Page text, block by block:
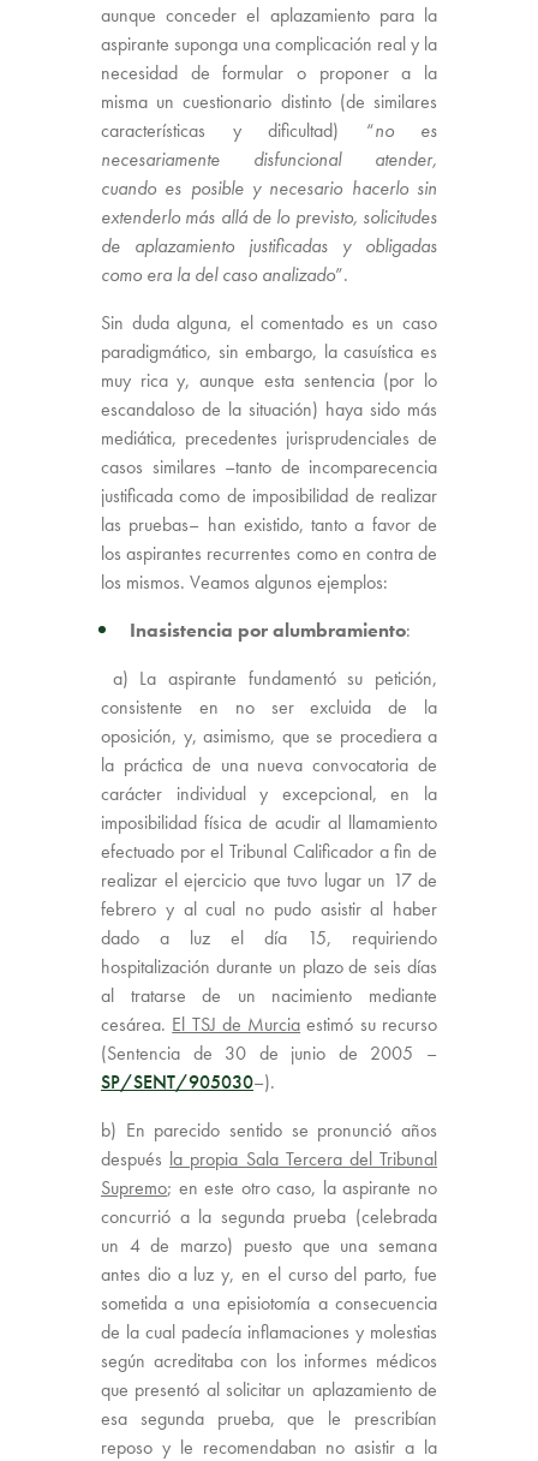
aunque conceder el aplazamiento para la
aspirante suponga una complicación real y la
necesidad de formular o proponer a la
misma un cuestionario distinto (de similares
características y dificultad) “no es
necesariamente disfuncional atender,
cuando es posible y necesario hacerlo sin
extenderlo más allá de lo previsto, solicitudes
de aplazamiento justificadas y obligadas
como era la del caso analizado”.
Sin duda alguna, el comentado es un caso
paradigmático, sin embargo, la casuística es
muy rica y, aunque esta sentencia (por lo
escandaloso de la situación) haya sido más
mediática, precedentes jurisprudenciales de
casos similares –tanto de incomparecencia
justificada como de imposibilidad de realizar
las pruebas– han existido, tanto a favor de
los aspirantes recurrentes como en contra de
los mismos. Veamos algunos ejemplos:
Inasistencia por alumbramiento:
a) La aspirante fundamentó su petición,
consistente en no ser excluida de la
oposición, y, asimismo, que se procediera a
la práctica de una nueva convocatoria de
carácter individual y excepcional, en la
imposibilidad física de acudir al llamamiento
efectuado por el Tribunal Calificador a fin de
realizar el ejercicio que tuvo lugar un 17 de
febrero y al cual no pudo asistir al haber
dado a luz el día 15, requiriendo
hospitalización durante un plazo de seis días
al tratarse de un nacimiento mediante
cesárea. El TSJ de Murcia estimó su recurso
(Sentencia de 30 de junio de 2005 –
SP/SENT/905030–).
b) En parecido sentido se pronunció años
después la propia Sala Tercera del Tribunal
Supremo; en este otro caso, la aspirante no
concurrió a la segunda prueba (celebrada
un 4 de marzo) puesto que una semana
antes dio a luz y, en el curso del parto, fue
sometida a una episiotomía a consecuencia
de la cual padecía inflamaciones y molestias
según acreditaba con los informes médicos
que presentó al solicitar un aplazamiento de
esa segunda prueba, que le prescribían
reposo y le recomendaban no asistir a la